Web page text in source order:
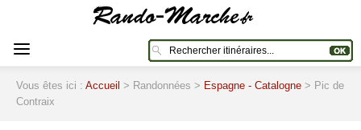
Vous êtes ici : Accueil > Randonnées > Espagne - Catalogne > Pic de
Contraix